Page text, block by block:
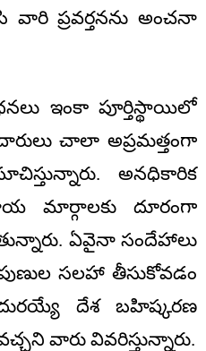
ప్రవర్తనను అంచనా
ఇంకా పూర్తిస్థాయిలో
చాలా అప్రమత్తంగా
అనధికారిక
మార్గాలకు దూరంగా
ఏవైనా సందేహాలు
సలహా తీసుకోవడం
దేశ బహిష్కరణ
వారు వివరిస్తున్నారు.